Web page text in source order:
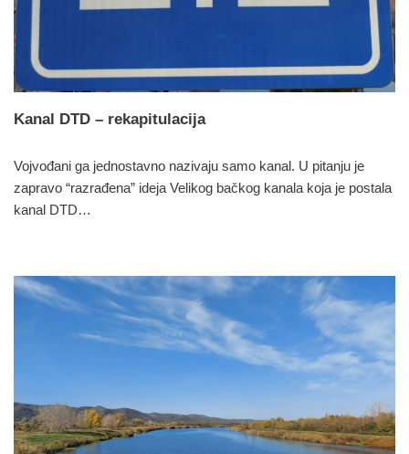
Kanal DTD – rekapitulacija
Vojvođani ga jednostavno nazivaju samo kanal. U pitanju je
zapravo “razrađena” ideja Velikog bačkog kanala koja je postala
kanal DTD…